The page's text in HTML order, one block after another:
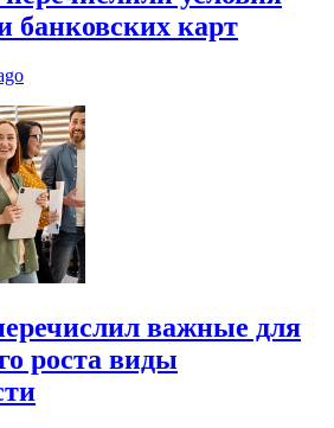
банковских карт
важные для
роста виды